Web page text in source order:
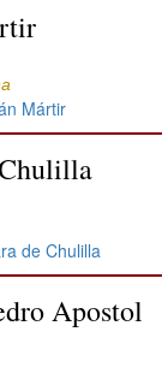
Apostol